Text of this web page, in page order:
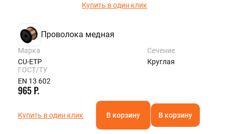
Купить в один клик
Проволока медная
Марка
CU-ETP
Сечение
Круглая
ГОСТ/ТУ
EN 13 602
965 Р.
Купить в один клик В корзину В корзину